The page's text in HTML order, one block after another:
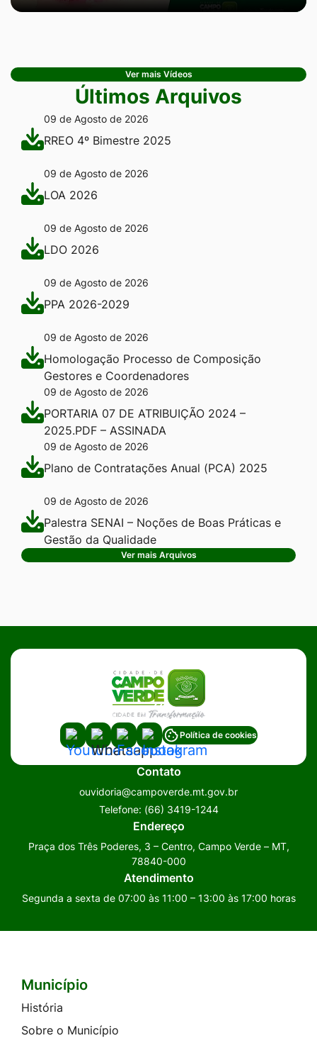
Ver mais Vídeos
Últimos Arquivos
09 de Agosto de 2026
RREO 4º Bimestre 2025
09 de Agosto de 2026
LOA 2026
09 de Agosto de 2026
LDO 2026
09 de Agosto de 2026
PPA 2026-2029
09 de Agosto de 2026
Homologação Processo de Composição
Gestores e Coordenadores
09 de Agosto de 2026
PORTARIA 07 DE ATRIBUIÇÃO 2024 –
2025.PDF – ASSINADA
09 de Agosto de 2026
Plano de Contratações Anual (PCA) 2025
09 de Agosto de 2026
Palestra SENAI – Noções de Boas Práticas e
Gestão da Qualidade
Ver mais Arquivos
Acessar
a
Social
Acessar
a
Social
Whatsapp
Acessar
a
Rede
Social
Facebook
Acessar
a
Rede
Social
Instagram
Política de cookies
Contato
ouvidoria@campoverde.mt.gov.br
Telefone: (66) 3419-1244
Endereço
Praça dos Três Poderes, 3 – Centro, Campo Verde – MT,
78840-000
Atendimento
Segunda a sexta de 07:00 às 11:00 – 13:00 às 17:00 horas
Seção do Rodapé e Contato
Município
História
Sobre o Município